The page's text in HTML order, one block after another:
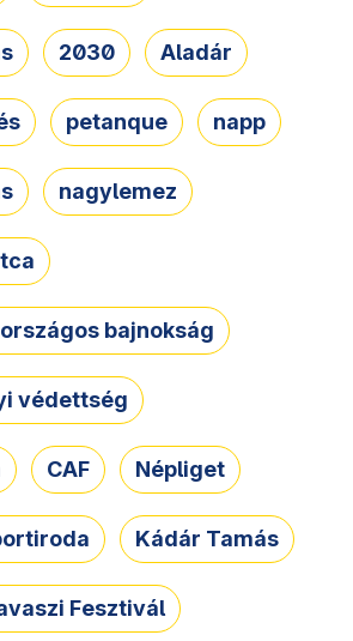
2030 Aladár
petanque napp
nagylemez
bajnokság
védettség
CAF Népliget
Kádár Tamás
Fesztivál